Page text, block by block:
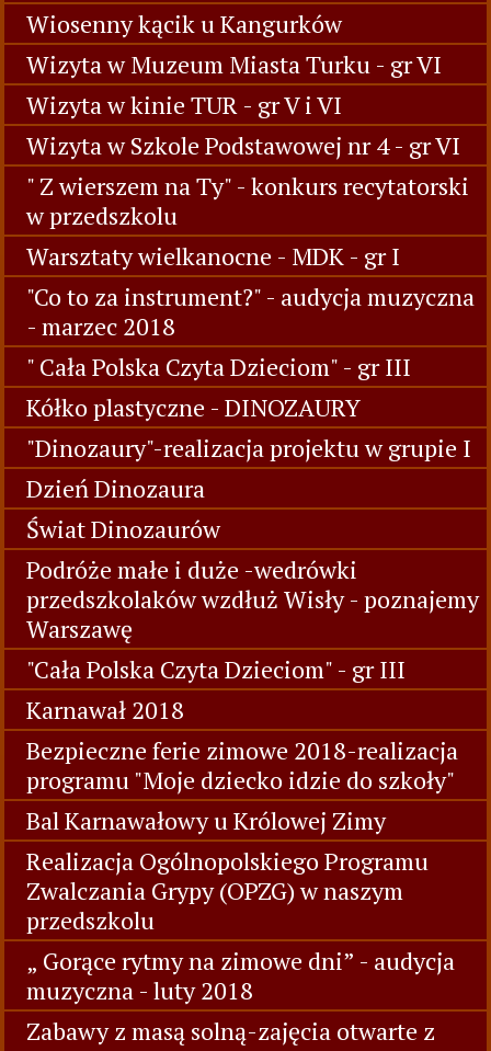
Wiosenny kącik u Kangurków
Wizyta w Muzeum Miasta Turku - gr VI
Wizyta w kinie TUR - gr V i VI
Wizyta w Szkole Podstawowej nr 4 - gr VI
" Z wierszem na Ty" - konkurs recytatorski
w przedszkolu
Warsztaty wielkanocne - MDK - gr I
"Co to za instrument?" - audycja muzyczna
- marzec 2018
" Cała Polska Czyta Dzieciom" - gr III
Kółko plastyczne - DINOZAURY
"Dinozaury"-realizacja projektu w grupie I
Dzień Dinozaura
Świat Dinozaurów
Podróże małe i duże -wedrówki
przedszkolaków wzdłuż Wisły - poznajemy
Warszawę
"Cała Polska Czyta Dzieciom" - gr III
Karnawał 2018
Bezpieczne ferie zimowe 2018-realizacja
programu "Moje dziecko idzie do szkoły"
Bal Karnawałowy u Królowej Zimy
Realizacja Ogólnopolskiego Programu
Zwalczania Grypy (OPZG) w naszym
przedszkolu
„ Gorące rytmy na zimowe dni” - audycja
muzyczna - luty 2018
Zabawy z masą solną-zajęcia otwarte z